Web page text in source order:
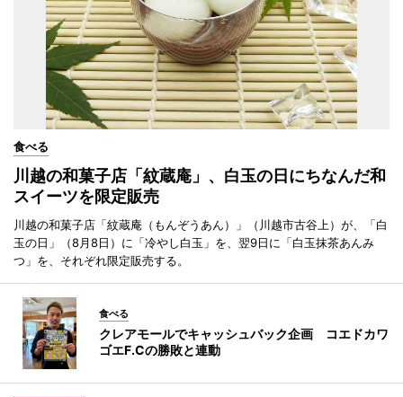
食べる
川越の和菓子店「紋蔵庵」、白玉の日にちなんだ和
スイーツを限定販売
川越の和菓子店「紋蔵庵（もんぞうあん）」（川越市古谷上）が、「白
玉の日」（8月8日）に「冷やし白玉」を、翌9日に「白玉抹茶あんみ
つ」を、それぞれ限定販売する。
食べる
クレアモールでキャッシュバック企画 コエドカワ
ゴエF.Cの勝敗と連動